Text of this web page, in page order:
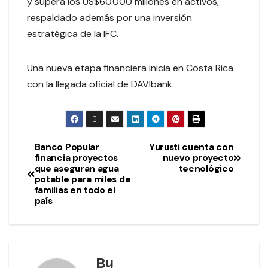
respaldado además por una inversión
estratégica de la IFC.
Una nueva etapa financiera inicia en Costa Rica
con la llegada oficial de DAVIbank.
Yurusti cuenta con
nuevo proyecto
tecnológico
Banco Popular
financia proyectos
que aseguran agua
potable para miles de
familias en todo el
país
By